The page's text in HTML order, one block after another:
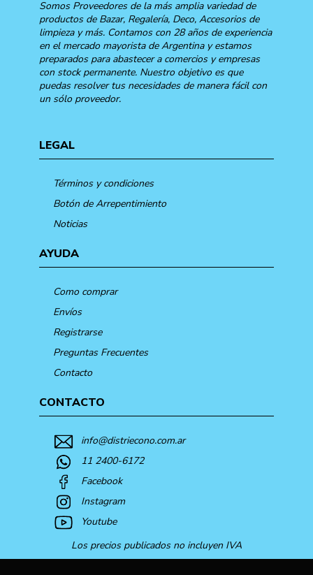
Somos Proveedores de la más amplia variedad de
productos de Bazar, Regalería, Deco, Accesorios de
limpieza y más. Contamos con 28 años de experiencia
en el mercado mayorista de Argentina y estamos
preparados para abastecer a comercios y empresas
con stock permanente. Nuestro objetivo es que
puedas resolver tus necesidades de manera fácil con
un sólo proveedor.
LEGAL
Términos y condiciones
Botón de Arrepentimiento
Noticias
AYUDA
Como comprar
Envíos
Registrarse
Preguntas Frecuentes
Contacto
CONTACTO
info@distriecono.com.ar
11 2400-6172
Facebook
Instagram
Youtube
Los precios publicados no incluyen IVA